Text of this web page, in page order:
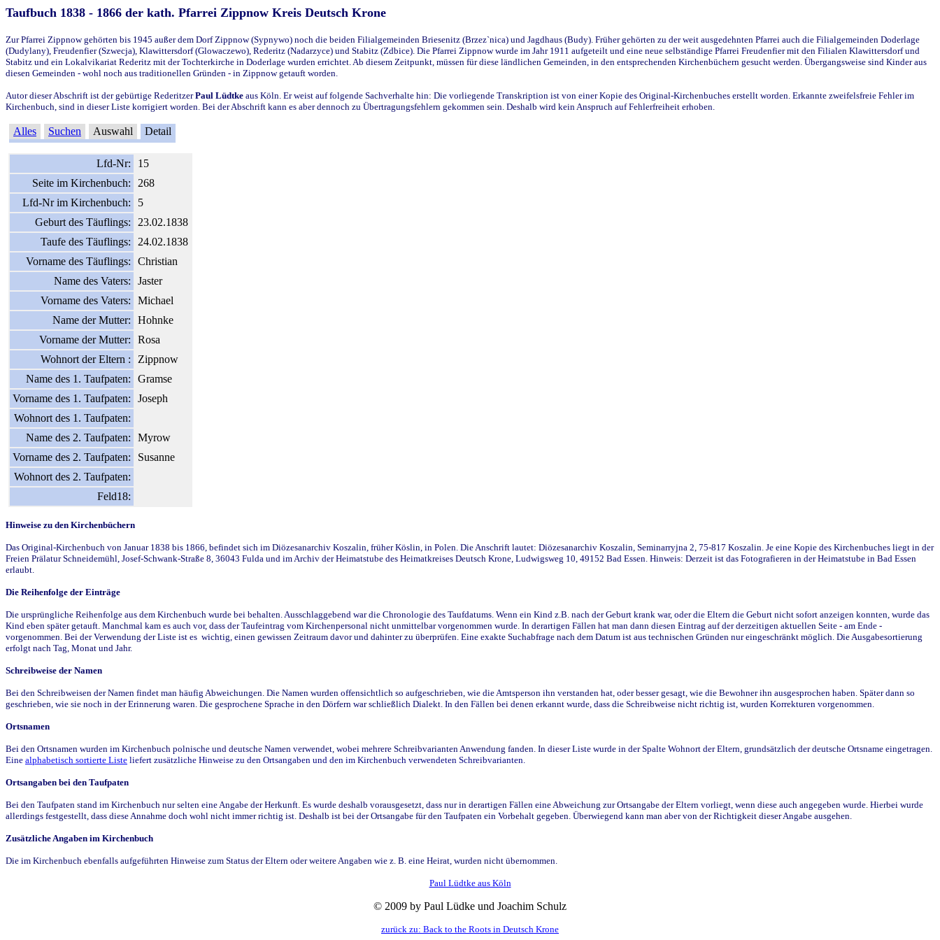
Taufbuch 1838 - 1866 der kath. Pfarrei Zippnow Kreis Deutsch Krone
Zur Pfarrei Zippnow gehörten bis 1945 außer dem Dorf Zippnow (Sypnywo) noch die beiden Filialgemeinden Briesenitz (Brzez`nica) und Jagdhaus (Budy). Früher gehörten zu der weit ausgedehnten Pfarrei auch die Filialgemeinden Doderlage
(Dudylany), Freudenfier (Szwecja), Klawittersdorf (Glowaczewo), Rederitz (Nadarzyce) und Stabitz (Zdbice). Die Pfarrei Zippnow wurde im Jahr 1911 aufgeteilt und eine neue selbständige Pfarrei Freudenfier mit den Filialen Klawittersdorf und
Stabitz und ein Lokalvikariat Rederitz mit der Tochterkirche in Doderlage wurden errichtet. Ab diesem Zeitpunkt, müssen für diese ländlichen Gemeinden, in den entsprechenden Kirchenbüchern gesucht werden. Übergangsweise sind Kinder aus
diesen Gemeinden - wohl noch aus traditionellen Gründen - in Zippnow getauft worden.
Autor dieser Abschrift ist der gebürtige RederitzerPaul Lüdtke aus Köln. Er weist auf folgende Sachverhalte hin: Die vorliegende Transkription ist von einer Kopie des Original-Kirchenbuches erstellt worden. Erkannte zweifelsfreie Fehler im
Kirchenbuch, sind in dieser Liste korrigiert worden. Bei der Abschrift kann es aber dennoch zu Übertragungsfehlern gekommen sein. Deshalb wird kein Anspruch auf Fehlerfreiheit erhoben.
Alles Suchen Auswahl Detail
Lfd-Nr:
15
Seite im Kirchenbuch:
268
Lfd-Nr im Kirchenbuch:
5
Geburt des Täuflings:
23.02.1838
Taufe des Täuflings:
24.02.1838
Vorname des Täuflings:
Christian
Name des Vaters:
Jaster
Vorname des Vaters:
Michael
Name der Mutter:
Hohnke
Vorname der Mutter:
Rosa
Wohnort der Eltern :
Zippnow
Name des 1. Taufpaten:
Gramse
Vorname des 1. Taufpaten:
Joseph
Wohnort des 1. Taufpaten:
Name des 2. Taufpaten:
Myrow
Vorname des 2. Taufpaten:
Susanne
Wohnort des 2. Taufpaten:
Feld18:
Hinweise zu den Kirchenbüchern
Das Original-Kirchenbuch von Januar 1838 bis 1866, befindet sich im Diözesanarchiv Koszalin, früher Köslin, in Polen. Die Anschrift lautet: Diözesanarchiv Koszalin, Seminarryjna 2, 75-817 Koszalin. Je eine Kopie des Kirchenbuches liegt in der
Freien Prälatur Schneidemühl, Josef-Schwank-Straße 8, 36043 Fulda und im Archiv der Heimatstube des Heimatkreises Deutsch Krone, Ludwigsweg 10, 49152 Bad Essen. Hinweis: Derzeit ist das Fotografieren in der Heimatstube in Bad Essen
erlaubt.
Die Reihenfolge der Einträge
Die ursprüngliche Reihenfolge aus dem Kirchenbuch wurde bei behalten. Ausschlaggebend war die Chronologie des Taufdatums. Wenn ein Kind z.B. nach der Geburt krank war, oder die Eltern die Geburt nicht sofort anzeigen konnten, wurde das
Kind eben später getauft. Manchmal kam es auch vor, dass der Taufeintrag vom Kirchenpersonal nicht unmittelbar vorgenommen wurde. In derartigen Fällen hat man dann diesen Eintrag auf der derzeitigen aktuellen Seite - am Ende -
vorgenommen. Bei der Verwendung der Liste ist es wichtig, einen gewissen Zeitraum davor und dahinter zu überprüfen. Eine exakte Suchabfrage nach dem Datum ist aus technischen Gründen nur eingeschränkt möglich. Die Ausgabesortierung
erfolgt nach Tag, Monat und Jahr.
Schreibweise der Namen
Bei den Schreibweisen der Namen findet man häufig Abweichungen. Die Namen wurden offensichtlich so aufgeschrieben, wie die Amtsperson ihn verstanden hat, oder besser gesagt, wie die Bewohner ihn ausgesprochen haben. Später dann so
geschrieben, wie sie noch in der Erinnerung waren. Die gesprochene Sprache in den Dörfern war schließlich Dialekt. In den Fällen bei denen erkannt wurde, dass die Schreibweise nicht richtig ist, wurden Korrekturen vorgenommen.
Ortsnamen
Bei den Ortsnamen wurden im Kirchenbuch polnische und deutsche Namen verwendet, wobei mehrere Schreibvarianten Anwendung fanden. In dieser Liste wurde in der Spalte Wohnort der Eltern, grundsätzlich der deutsche Ortsname eingetragen.
Eine alphabetisch sortierte Liste liefert zusätzliche Hinweise zu den Ortsangaben und den im Kirchenbuch verwendeten Schreibvarianten.
Ortsangaben bei den Taufpaten
Bei den Taufpaten stand im Kirchenbuch nur selten eine Angabe der Herkunft. Es wurde deshalb vorausgesetzt, dass nur in derartigen Fällen eine Abweichung zur Ortsangabe der Eltern vorliegt, wenn diese auch angegeben wurde. Hierbei wurde
allerdings festgestellt, dass diese Annahme doch wohl nicht immer richtig ist. Deshalb ist bei der Ortsangabe für den Taufpaten ein Vorbehalt gegeben. Überwiegend kann man aber von der Richtigkeit dieser Angabe ausgehen.
Zusätzliche Angaben im Kirchenbuch
Die im Kirchenbuch ebenfalls aufgeführten Hinweise zum Status der Eltern oder weitere Angaben wie z. B. eine Heirat, wurden nicht übernommen.
Paul Lüdtke aus Köln
© 2009 by Paul Lüdke und Joachim Schulz
zurück zu: Back to the Roots in Deutsch Krone